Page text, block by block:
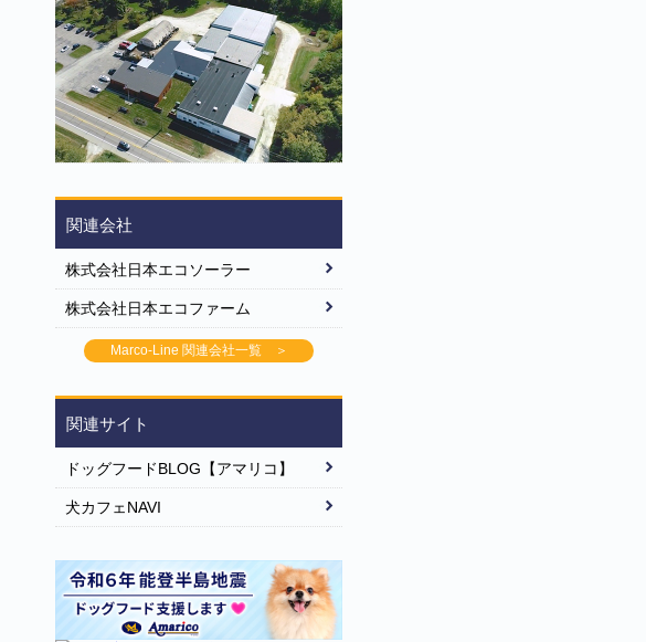
関連会社
株式会社日本エコソーラー
株式会社日本エコファーム
Marco-Line 関連会社一覧 ＞
関連サイト
ドッグフードBLOG【アマリコ】
犬カフェNAVI